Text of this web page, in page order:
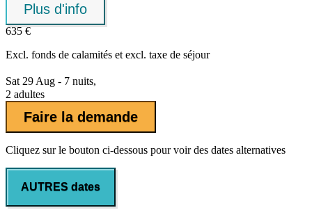
Plus d'info
635 €
Excl. fonds de calamités et excl. taxe de séjour
Sat 29 Aug - 7 nuits,
2 adultes
Faire la demande
Cliquez sur le bouton ci-dessous pour voir des dates alternatives
AUTRES dates